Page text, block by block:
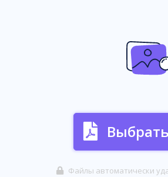
Файлы автоматически